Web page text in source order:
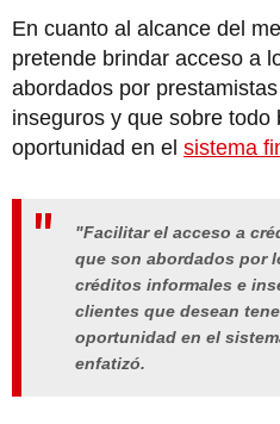
En cuanto al alcance del
pretende brindar acceso a
abordados por
inseguros y que sobre todo
oportunidad en el sistema
"Facilitar el acceso a
que son abordados por
créditos informales e
clientes que desean
oportunidad en el
enfatizó.